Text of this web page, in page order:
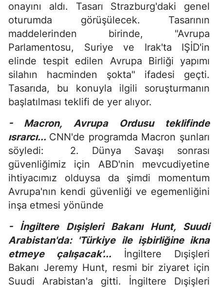
onayını aldı. Tasarı Strazburg'daki genel
oturumda görüşülecek. Tasarının
maddelerinden birinde, "Avrupa
Parlamentosu, Suriye ve Irak'ta IŞİD'in
elinde tespit edilen Avrupa Birliği yapımı
silahın hacminden şokta" ifadesi geçti.
Tasarıda, bu konuyla ilgili soruşturmanın
başlatılması teklifi de yer alıyor.
- Macron, Avrupa Ordusu teklifinde
ısrarcı... CNN'de programda Macron şunları
söyledi: 2. Dünya Savaşı sonrası
güvenliğimiz için ABD'nin mevcudiyetine
ihtiyacımız olduysa da şimdi momentum
Avrupa'nın kendi güvenliği ve egemenliğini
inşa etmesi yönünde
- İngiltere Dışişleri Bakanı Hunt, Suudi
Arabistan'da: 'Türkiye ile işbirliğine ikna
etmeye çalışacak'...
İngiltere Dışişleri
Bakanı Jeremy Hunt, resmi bir ziyaret için
Suudi Arabistan'a gitti. İngiltere Dışişleri